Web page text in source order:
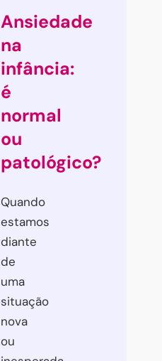
Ansiedade
na
infância:
é
normal
ou
patológico?
Quando
estamos
diante
de
uma
situação
nova
ou